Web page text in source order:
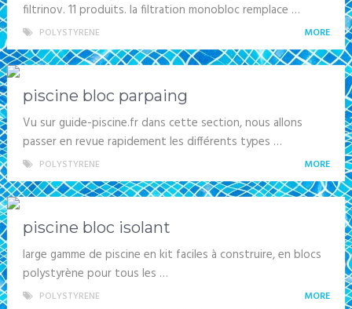
filtrinov. 11 produits. la filtration monobloc remplace …
POLYSTYRENE MORE
piscine bloc parpaing
Vu sur guide-piscine.fr dans cette section, nous allons
passer en revue rapidement les différents types …
POLYSTYRENE MORE
piscine bloc isolant
large gamme de piscine en kit faciles à construire, en blocs
polystyrène pour tous les …
POLYSTYRENE MORE